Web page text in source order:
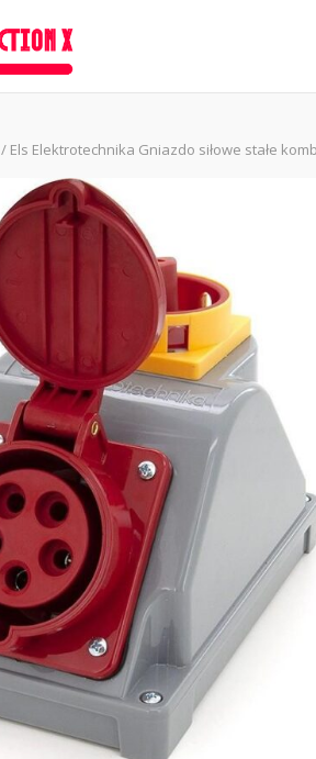
/ Els Elektrotechnika Gniazdo siłowe stałe